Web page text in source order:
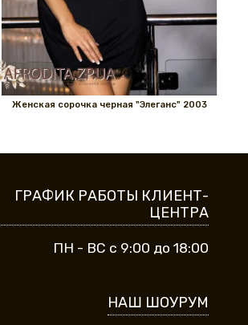
Женская сорочка черная "Элеганс" 2003
ГРАФИК РАБОТЫ КЛИЕНТ-
ЦЕНТРА
ПН - ВС с 9:00 до 18:00
НАШ ШОУРУМ